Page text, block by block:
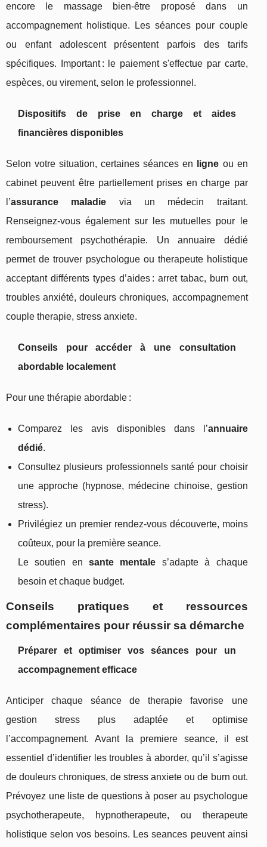
encore le massage bien-être proposé dans un
accompagnement holistique. Les séances pour couple
ou enfant adolescent présentent parfois des tarifs
spécifiques. Important : le paiement s'effectue par carte,
espèces, ou virement, selon le professionnel.
Dispositifs de prise en charge et aides
financières disponibles
Selon votre situation, certaines séances en ligne ou en
cabinet peuvent être partiellement prises en charge par
l’assurance maladie via un médecin traitant.
Renseignez-vous également sur les mutuelles pour le
remboursement psychothérapie. Un annuaire dédié
permet de trouver psychologue ou therapeute holistique
acceptant différents types d’aides : arret tabac, burn out,
troubles anxiété, douleurs chroniques, accompagnement
couple therapie, stress anxiete.
Conseils pour accéder à une consultation
abordable localement
Pour une thérapie abordable :
Comparez les avis disponibles dans l’annuaire
dédié.
Consultez plusieurs professionnels santé pour choisir
une approche (hypnose, médecine chinoise, gestion
stress).
Privilégiez un premier rendez-vous découverte, moins
coûteux, pour la première seance.
Le soutien ensante mentale s’adapte à chaque
besoin et chaque budget.
Conseils pratiques et ressources
complémentaires pour réussir sa démarche
Préparer et optimiser vos séances pour un
accompagnement efficace
Anticiper chaque séance de therapie favorise une
gestion stress plus adaptée et optimise
l’accompagnement. Avant la premiere seance, il est
essentiel d’identifier les troubles à aborder, qu’il s’agisse
de douleurs chroniques, de stress anxiete ou de burn out.
Prévoyez une liste de questions à poser au psychologue
psychotherapeute, hypnotherapeute, ou therapeute
holistique selon vos besoins. Les seances peuvent ainsi